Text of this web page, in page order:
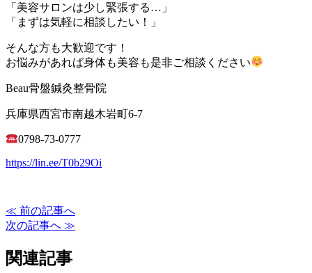
「美容サロンは少し緊張する…」
「まずは気軽に相談したい！」
そんな方も大歓迎です！
お悩みがあれば身体も美容も是非ご相談ください
Beau骨盤鍼灸整骨院
兵庫県西宮市南越木岩町6-7
0798-73-0777
https://lin.ee/T0b29Oi
≪ 前の記事へ
次の記事へ ≫
関連記事